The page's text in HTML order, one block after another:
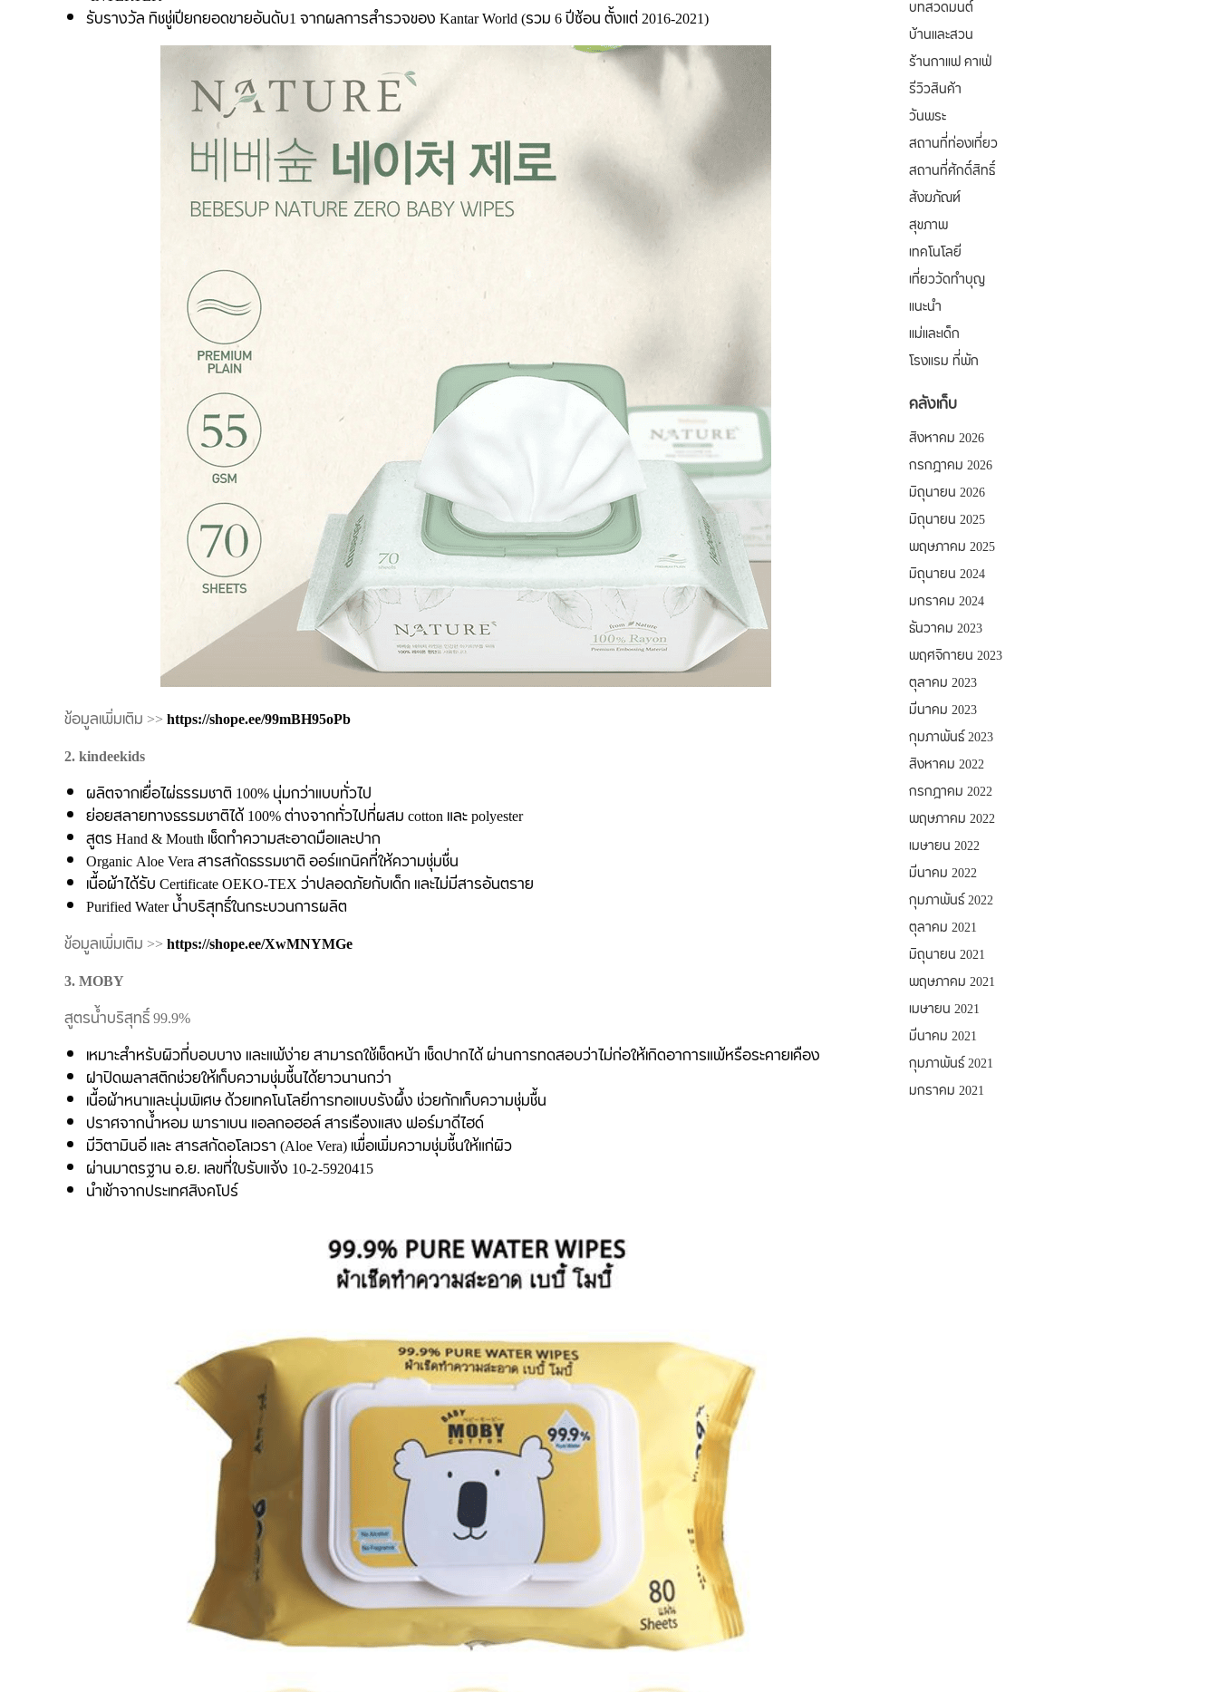
รับรางวัล ทิชชู่เปียกยอดขายอันดับ1 จากผลการสำรวจของ Kantar World (รวม 6 ปีซ้อน ตั้งแต่ 2016-2021)
ข้อมูลเพิ่มเติม >>https://shope.ee/99mBH95oPb
2. kindeekids
ผลิตจากเยื่อไผ่ธรรมชาติ 100% นุ่มกว่าแบบทั่วไป
ย่อยสลายทางธรรมชาติได้ 100% ต่างจากทั่วไปที่ผสม cotton และ polyester
สูตร Hand & Mouth เช็ดทำความสะอาดมือและปาก
Organic Aloe Vera สารสกัดธรรมชาติ ออร์แกนิคที่ให้ความชุ่มชื่น
เนื้อผ้าได้รับ Certificate OEKO-TEX ว่าปลอดภัยกับเด็ก และไม่มีสารอันตราย
Purified Water น้ำบริสุทธิ์ในกระบวนการผลิต
ข้อมูลเพิ่มเติม >>https://shope.ee/XwMNYMGe
3. MOBY
สูตรน้ำบริสุทธิ์ 99.9%
เหมาะสำหรับผิวที่บอบบาง และแพ้ง่าย สามารถใช้เช็ดหน้า เช็ดปากได้ ผ่านการทดสอบว่าไม่ก่อให้เกิดอาการแพ้หรือระคายเคือง
ฝาปิดพลาสติกช่วยให้เก็บความชุ่มชื้นได้ยาวนานกว่า
เนื้อผ้าหนาและนุ่มพิเศษ ด้วยเทคโนโลยีการทอแบบรังผึ้ง ช่วยกักเก็บความชุ่มชื้น
ปราศจากน้ำหอม พาราเบน แอลกอฮอล์ สารเรืองแสง ฟอร์มาดีไฮด์
มีวิตามินอี และ สารสกัดอโลเวรา (Aloe Vera) เพื่อเพิ่มความชุ่มชื้นให้แก่ผิว
ผ่านมาตรฐาน อ.ย. เลขที่ใบรับแจ้ง 10-2-5920415
นำเข้าจากประเทศสิงคโปร์
บทสวดมนต์
บ้านและสวน
ร้านกาแฟ คาเฟ่
รีวิวสินค้า
วันพระ
สถานที่ท่องเที่ยว
สถานที่ศักดิ์สิทธิ์
สังฆภัณฑ์
สุขภาพ
เทคโนโลยี
เที่ยววัดทำบุญ
แนะนำ
แม่และเด็ก
โรงแรม ที่พัก
คลังเก็บ
สิงหาคม 2026
กรกฎาคม 2026
มิถุนายน 2026
มิถุนายน 2025
พฤษภาคม 2025
มิถุนายน 2024
มกราคม 2024
ธันวาคม 2023
พฤศจิกายน 2023
ตุลาคม 2023
มีนาคม 2023
กุมภาพันธ์ 2023
สิงหาคม 2022
กรกฎาคม 2022
พฤษภาคม 2022
เมษายน 2022
มีนาคม 2022
กุมภาพันธ์ 2022
ตุลาคม 2021
มิถุนายน 2021
พฤษภาคม 2021
เมษายน 2021
มีนาคม 2021
กุมภาพันธ์ 2021
มกราคม 2021